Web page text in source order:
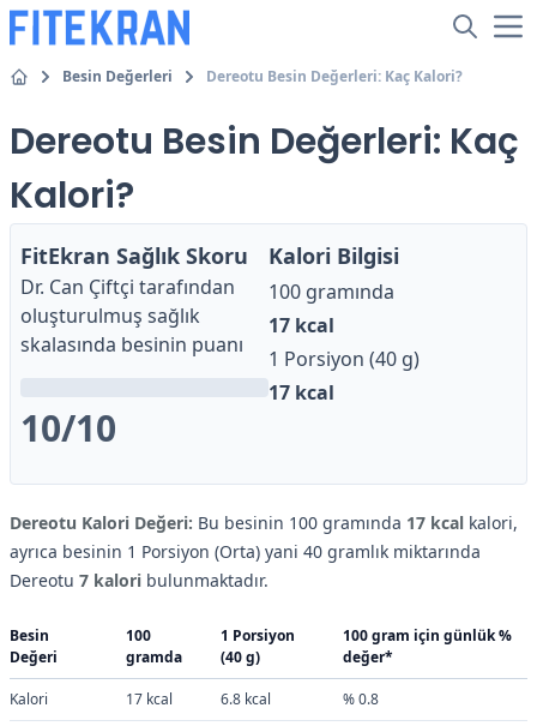
Besin Değerleri Dereotu Besin Değerleri: Kaç Kalori?
Dereotu Besin Değerleri: Kaç
Kalori?
FitEkran Sağlık Skoru
Dr. Can Çiftçi tarafından
oluşturulmuş sağlık
skalasında besinin puanı
10/10
Kalori Bilgisi
100 gramında
17 kcal
1 Porsiyon (40 g)
17 kcal
Dereotu Kalori Değeri: Bu besinin 100 gramında 17 kcal kalori,
ayrıca besinin 1 Porsiyon (Orta) yani 40 gramlık miktarında
Dereotu 7 kalori bulunmaktadır.
Besin
Değeri
100
gramda
1 Porsiyon
(40 g)
100 gram için günlük %
değer*
Kalori 17 kcal 6.8 kcal % 0.8